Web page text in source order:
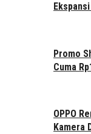
Promo
Cuma
OPPO
Kamera